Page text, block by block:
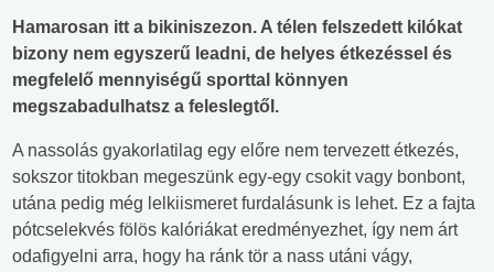
Hamarosan itt a bikiniszezon. A télen felszedett kilókat
bizony nem egyszerű leadni, de helyes étkezéssel és
megfelelő mennyiségű sporttal könnyen
megszabadulhatsz a feleslegtől.
A nassolás gyakorlatilag egy előre nem tervezett étkezés,
sokszor titokban megeszünk egy-egy csokit vagy bonbont,
utána pedig még lelkiismeret furdalásunk is lehet. Ez a fajta
pótcselekvés fölös kalóriákat eredményezhet, így nem árt
odafigyelni arra, hogy ha ránk tör a nass utáni vágy,